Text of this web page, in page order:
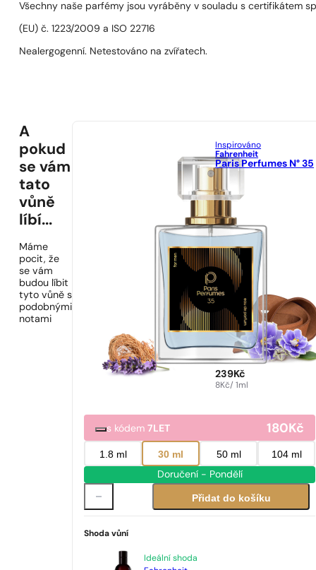
Všechny naše parfémy jsou vyráběny v souladu s certifikátem
(EU) č. 1223/2009 a ISO 22716
Nealergogenní. Netestováno na zvířatech.
A
pokud
se vám
tato
vůně
líbí...
Máme
pocit, že
se vám
budou líbit
tyto vůně s
podobnými
notami
Inspirováno
Fahrenheit
Paris Perfumes N° 35
239Kč
8Kč/ 1ml
s kódem7LET 180Kč
1.8 ml 30 ml 50 ml 104 ml
Doručení - Pondělí
Přidat do košíku
Shoda vůní
Ideální shoda